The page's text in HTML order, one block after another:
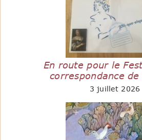
En route pour le
correspondance
3 juillet 2026